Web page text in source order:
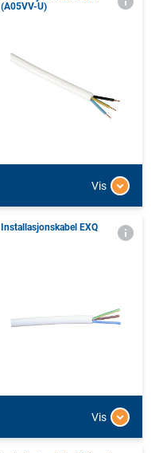
(A05VV-U)
Vis
Installasjonskabel EXQ
Vis